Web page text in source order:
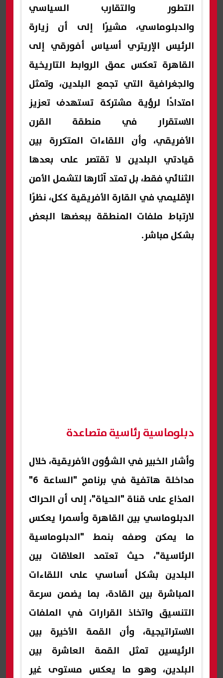
التطور والتقارب السياسي
والدبلوماسي، مشيرًا إلى أن زيارة
الرئيس الإريتري أسياس أفورقي إلى
القاهرة تعكس عمق الروابط التاريخية
والجغرافية التي تجمع البلدين، وتمثل
امتدادًا لرؤية مشتركة تستهدف تعزيز
الاستقرار في منطقة القرن
الأفريقي، وأن اللقاءات المتكررة بين
قيادتي البلدين لا تقتصر على بعدها
الثنائي فقط، بل تمتد آثارها لتشمل الأمن
الإقليمي في القارة الأفريقية ككل، نظرًا
لارتباط ملفات المنطقة ببعضها البعض
بشكل مباشر.
دبلوماسية رئاسية متصاعدة
وأشار الخبير في الشؤون الأفريقية، خلال
مداخلة هاتفية في برنامج "الساعة 6"
المذاع على قناة "الحياة"، إلى أن الحراك
الدبلوماسي بين القاهرة وأسمرا يعكس
ما يمكن وصفه بنمط "الدبلوماسية
الرئاسية"، حيث تعتمد العلاقات بين
البلدين بشكل أساسي على اللقاءات
المباشرة بين القادة، بما يضمن سرعة
التنسيق واتخاذ القرارات في الملفات
الاستراتيجية، وأن القمة الأخيرة بين
الرئيسين تمثل القمة العاشرة بين
البلدين، وهو ما يعكس مستوى غير